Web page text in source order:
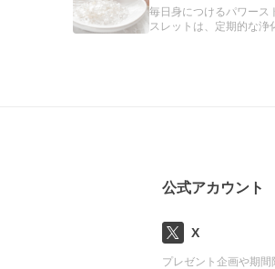
分だけの数珠をオーダー
るサービスも。
め
毎日身につけるパワース
スレットは、定期的な浄
公式アカウント
X
プレゼント企画や期